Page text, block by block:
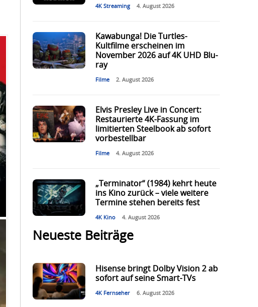
4K Streaming 4. August 2026
Kawabunga! Die Turtles-
Kultfilme erscheinen im
November 2026 auf 4K UHD Blu-
ray
Filme 2. August 2026
Elvis Presley Live in Concert:
Restaurierte 4K-Fassung im
limitierten Steelbook ab sofort
vorbestellbar
Filme 4. August 2026
„Terminator“ (1984) kehrt heute
ins Kino zurück – viele weitere
Termine stehen bereits fest
4K Kino 4. August 2026
Neueste Beiträge
Hisense bringt Dolby Vision 2 ab
sofort auf seine Smart-TVs
4K Fernseher 6. August 2026